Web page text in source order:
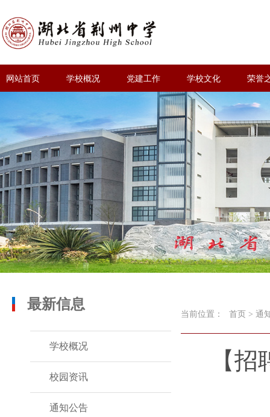
网站首页 学校概况 党建工作 学校文化 荣誉
最新信息
学校概况
校园资讯
通知公告
当前位置： 首页 > 通
【